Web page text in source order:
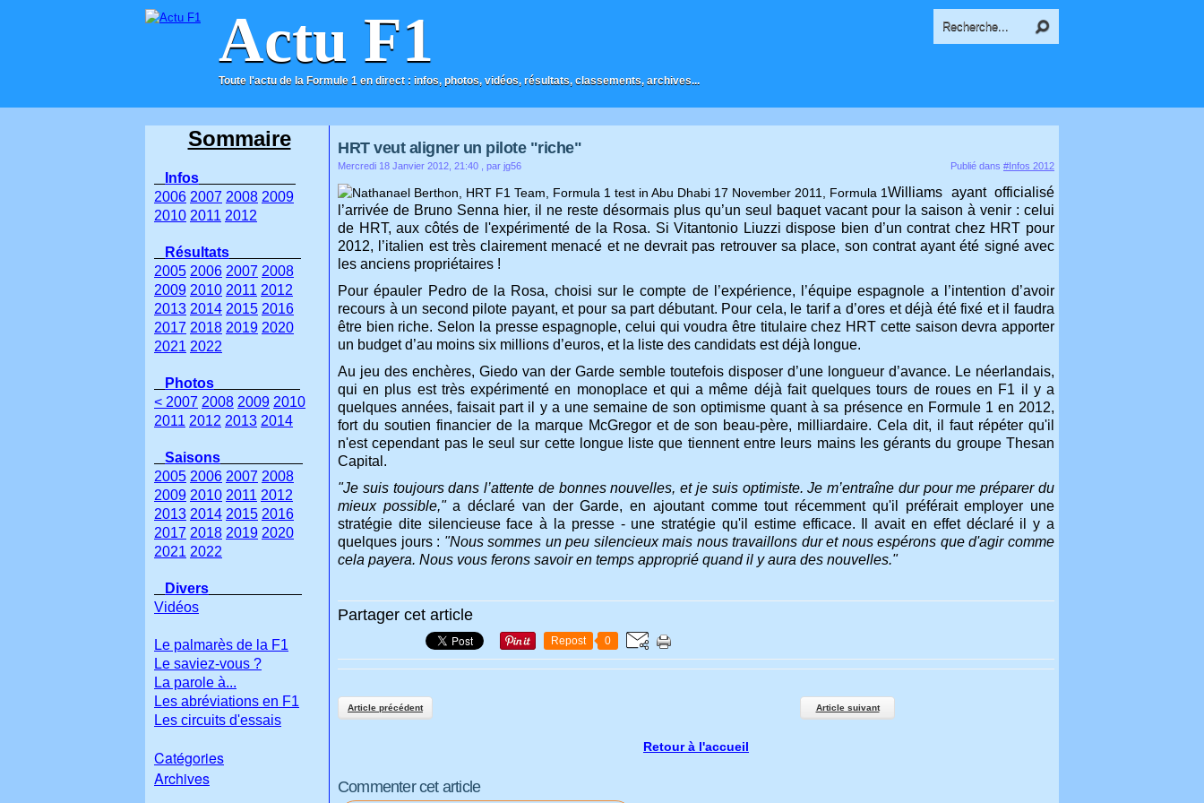
Actu F1
Toute l'actu de la Formule 1 en direct : infos, photos, vidéos, résultats, classements, archives...
ACCUEIL CONTACT
HRT veut aligner un pilote "riche"
Mercredi 18 Janvier 2012, 21:40 , par jg56 Publié dans #Infos 2012
Williams ayant officialisé
l’arrivée de Bruno Senna hier, il ne reste désormais plus qu’un seul baquet vacant pour la saison à venir : celui
de HRT, aux côtés de l'expérimenté de la Rosa. Si Vitantonio Liuzzi dispose bien d’un contrat chez HRT pour
2012, l’italien est très clairement menacé et ne devrait pas retrouver sa place, son contrat ayant été signé avec
les anciens propriétaires !
Pour épauler Pedro de la Rosa, choisi sur le compte de l’expérience, l’équipe espagnole a l’intention d’avoir
recours à un second pilote payant, et pour sa part débutant. Pour cela, le tarif a d’ores et déjà été fixé et il faudra
être bien riche. Selon la presse espagnople, celui qui voudra être titulaire chez HRT cette saison devra apporter
un budget d’au moins six millions d’euros, et la liste des candidats est déjà longue.
Au jeu des enchères, Giedo van der Garde semble toutefois disposer d’une longueur d’avance. Le néerlandais,
qui en plus est très expérimenté en monoplace et qui a même déjà fait quelques tours de roues en F1 il y a
quelques années, faisait part il y a une semaine de son optimisme quant à sa présence en Formule 1 en 2012,
fort du soutien financier de la marque McGregor et de son beau-père, milliardaire. Cela dit, il faut répéter qu'il
n'est cependant pas le seul sur cette longue liste que tiennent entre leurs mains les gérants du groupe Thesan
Capital.
"Je suis toujours dans l’attente de bonnes nouvelles, et je suis optimiste. Je m’entraîne dur pour me préparer du
mieux possible,"a déclaré van der Garde, en ajoutant comme tout récemment qu'il préférait employer une
stratégie dite silencieuse face à la presse - une stratégie qu'il estime efficace. Il avait en effet déclaré il y a
quelques jours : "Nous sommes un peu silencieux mais nous travaillons dur et nous espérons que d'agir comme
cela payera. Nous vous ferons savoir en temps approprié quand il y aura des nouvelles."
Partager cet article
Repost 0
Article précédent Article suivant
Retour à l'accueil
Commenter cet article
Sommaire
Infos
2006 2007 2008 2009
2010 2011 2012
Résultats
2005 2006 2007 2008
2009 2010 2011 2012
2013 2014 2015 2016
2017 2018 2019 2020
2021 2022
Photos
< 2007 2008 2009 2010
2011 2012 2013 2014
Saisons
2005 2006 2007 2008
2009 2010 2011 2012
2013 2014 2015 2016
2017 2018 2019 2020
2021 2022
Divers
Vidéos
Le palmarès de la F1
Le saviez-vous ?
La parole à...
Les abréviations en F1
Les circuits d'essais
Catégories
Archives